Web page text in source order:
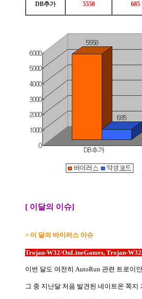
DB추가 5558 685
[ 이달의 이슈]
> 이 달의 바이러스 이슈
Trojan-W32/OnLineGames, Trojan-
이번 달도 여전히 AutoRun 관련 트로이
그 중 지난달 처음 발견된 네이트온 쪽